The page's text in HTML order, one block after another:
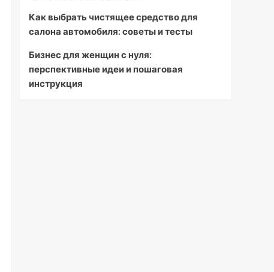
Как выбрать чистящее средство для
салона автомобиля: советы и тесты
Бизнес для женщин с нуля:
перспективные идеи и пошаговая
инструкция